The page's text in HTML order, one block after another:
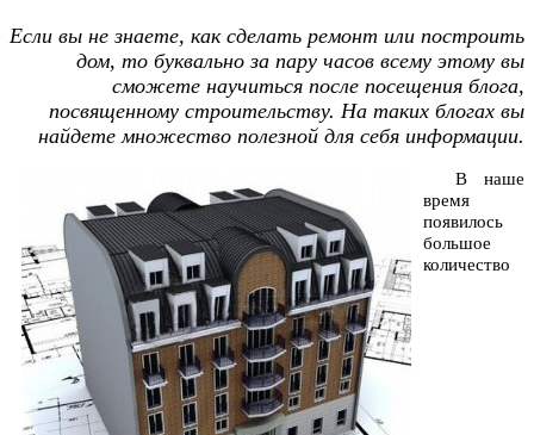
Если вы не знаете, как сделать ремонт или построить
дом, то буквально за пару часов всему этому вы
сможете научиться после посещения блога,
посвященному строительству. На таких блогах вы
найдете множество полезной для себя информации.
В наше
время
появилось
большое
количество